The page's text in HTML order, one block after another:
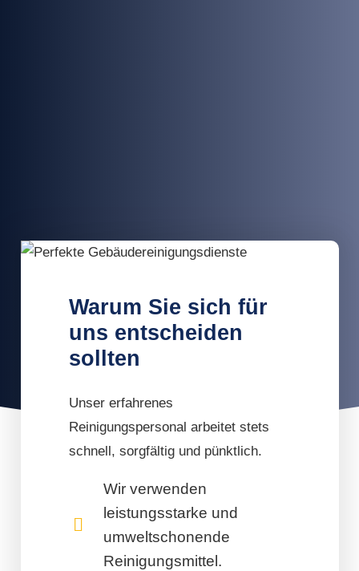
Warum Sie sich für
uns entscheiden
sollten
Unser erfahrenes
Reinigungspersonal arbeitet stets
schnell, sorgfältig und pünktlich.
Wir verwenden
leistungsstarke und
umweltschonende
Reinigungsmittel.